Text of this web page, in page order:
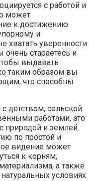
с работой и
может
к достижению
и
хватать уверенности
очень стараетесь и
выдавать
таким образом вы
что способны
детством, сельской
работами, это
природой и землей.
по простой и
видение может
к корням,
а также
условиях